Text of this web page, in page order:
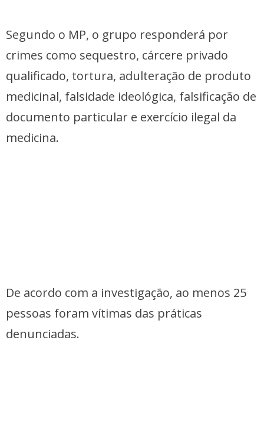
Segundo o MP, o grupo responderá por
crimes como sequestro, cárcere privado
qualificado, tortura, adulteração de produto
medicinal, falsidade ideológica, falsificação de
documento particular e exercício ilegal da
medicina.
De acordo com a investigação, ao menos 25
pessoas foram vítimas das práticas
denunciadas.